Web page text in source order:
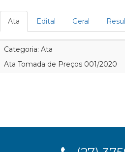
Ata Edital Geral
Categoria: Ata
Ata Tomada de Preços 001/2020